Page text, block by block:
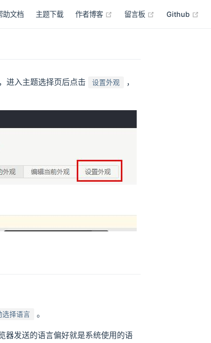
助文档 主题下载 作者博客 (opens new window)
留言板 (opens new
Github
，进入主题选择页后点击 设置外观
，
选择语言 。
器发送的语言偏好就是系统使用的语